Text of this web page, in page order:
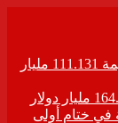
البنوك والشركات تضخ تمويلات عقارية بقيمة 111.131 مليار
ختام أولى